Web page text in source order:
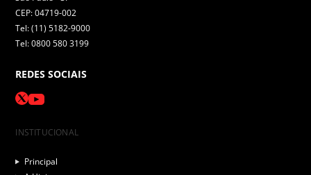
CEP: 04719-002
Tel: (11) 5182-9000
Tel: 0800 580 3199
REDES SOCIAIS
INSTITUCIONAL
Principal